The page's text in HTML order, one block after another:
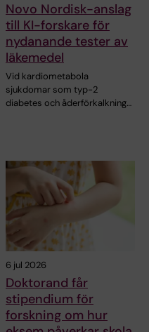
Novo Nordisk-anslag
till KI-forskare för
nydanande tester av
läkemedel
Vid kardiometabola
sjukdomar som typ-2
diabetes och åderförkalkning…
6 jul 2026
Doktorand får
stipendium för
forskning om hur